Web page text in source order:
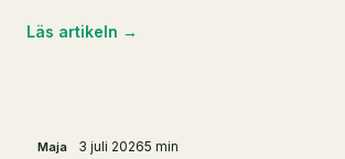
Läs artikeln →
Maja 3 juli 20265 min